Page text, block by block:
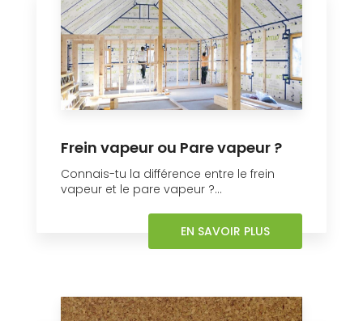
Frein vapeur ou Pare vapeur ?
Connais-tu la différence entre le frein
vapeur et le pare vapeur ?...
EN SAVOIR PLUS